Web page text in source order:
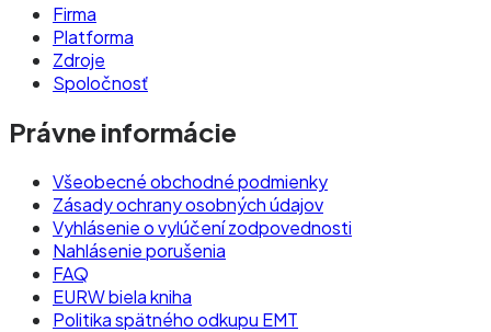
Firma
Platforma
Zdroje
Spoločnosť
Právne informácie
Všeobecné obchodné podmienky
Zásady ochrany osobných údajov
Vyhlásenie o vylúčení zodpovednosti
Nahlásenie porušenia
FAQ
EURW biela kniha
Politika spätného odkupu EMT